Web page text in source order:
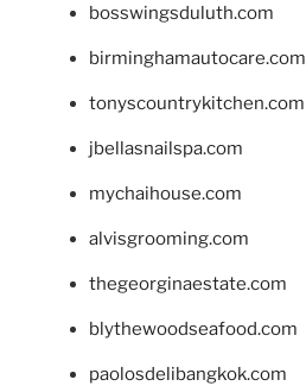
bosswingsduluth.com
birminghamautocare.com
tonyscountrykitchen.com
jbellasnailspa.com
mychaihouse.com
alvisgrooming.com
thegeorginaestate.com
blythewoodseafood.com
paolosdelibangkok.com